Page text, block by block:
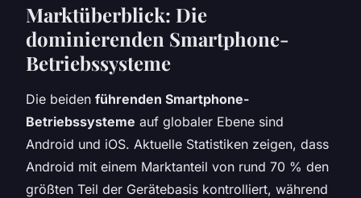
Marktüberblick: Die
dominierenden Smartphone-
Betriebssysteme
Die beiden führenden Smartphone-
Betriebssysteme auf globaler Ebene sind
Android und iOS. Aktuelle Statistiken zeigen, dass
Android mit einem Marktanteil von rund 70 % den
größten Teil der Gerätebasis kontrolliert, während